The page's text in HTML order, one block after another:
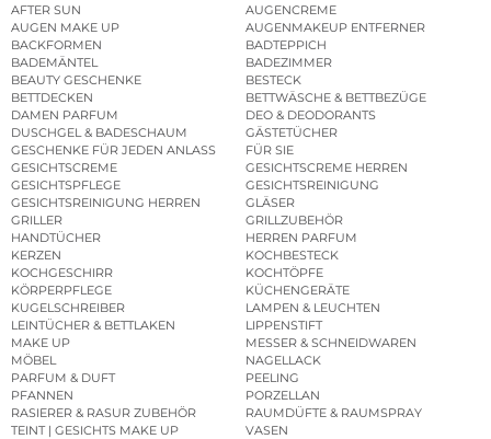
AFTER SUN
AUGENCREME
AUGEN MAKE UP
AUGENMAKEUP ENTFERNER
BACKFORMEN
BADTEPPICH
BADEMÄNTEL
BADEZIMMER
BEAUTY GESCHENKE
BESTECK
BETTDECKEN
BETTWÄSCHE & BETTBEZÜGE
DAMEN PARFUM
DEO & DEODORANTS
DUSCHGEL & BADESCHAUM
GÄSTETÜCHER
GESCHENKE FÜR JEDEN ANLASS
FÜR SIE
GESICHTSCREME
GESICHTSCREME HERREN
GESICHTSPFLEGE
GESICHTSREINIGUNG
GESICHTSREINIGUNG HERREN
GLÄSER
GRILLER
GRILLZUBEHÖR
HANDTÜCHER
HERREN PARFUM
KERZEN
KOCHBESTECK
KOCHGESCHIRR
KOCHTÖPFE
KÖRPERPFLEGE
KÜCHENGERÄTE
KUGELSCHREIBER
LAMPEN & LEUCHTEN
LEINTÜCHER & BETTLAKEN
LIPPENSTIFT
MAKE UP
MESSER & SCHNEIDWAREN
MÖBEL
NAGELLACK
PARFUM & DUFT
PEELING
PFANNEN
PORZELLAN
RASIERER & RASUR ZUBEHÖR
RAUMDÜFTE & RAUMSPRAY
TEINT | GESICHTS MAKE UP
VASEN